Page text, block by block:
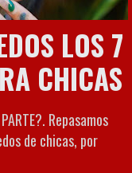
LOS 7
CHICAS
Repasamos
de chicas, por